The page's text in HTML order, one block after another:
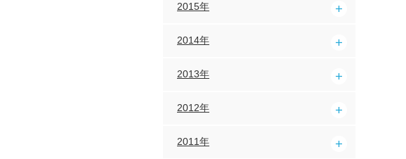
2015年
2014年
2013年
2012年
2011年